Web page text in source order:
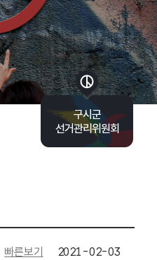
빠른보기 2021-02-03
구시군
선거관리위원회
바로가기 목록 열기